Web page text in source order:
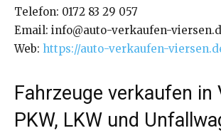
Telefon: 0172 83 29 057
Email: info@auto-verkaufen-
Web: https://auto-verkaufen-
Fahrzeuge verkaufen in
PKW, LKW und